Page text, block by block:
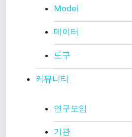
Model
데이터
도구
커뮤니티
연구모임
기관